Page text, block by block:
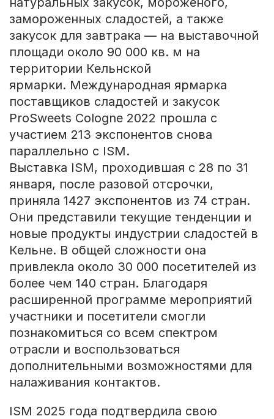
замороженных сладостей, а также
закусок для завтрака — на выставочной
площади около 90 000 кв. м на
территории Кельнской
ярмарки. Международная ярмарка
поставщиков сладостей и закусок
ProSweets Cologne 2022 прошла с
участием 213 экспонентов снова
параллельно с ISM.
Выставка ISM, проходившая с 28 по 31
января, после разовой отсрочки,
приняла 1427 экспонентов из 74 стран.
Они представили текущие тенденции и
новые продукты индустрии сладостей в
Кельне. В общей сложности она
привлекла около 30 000 посетителей из
более чем 140 стран. Благодаря
расширенной программе мероприятий
участники и посетители смогли
познакомиться со всем спектром
отрасли и воспользоваться
дополнительными возможностями для
налаживания контактов.
ISM 2025 года подтвердила свою